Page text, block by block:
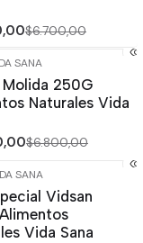
$6.700,00
SANA
Molida 250G
Naturales Vida
$6.800,00
SANA
Vidsan
Vida Sana